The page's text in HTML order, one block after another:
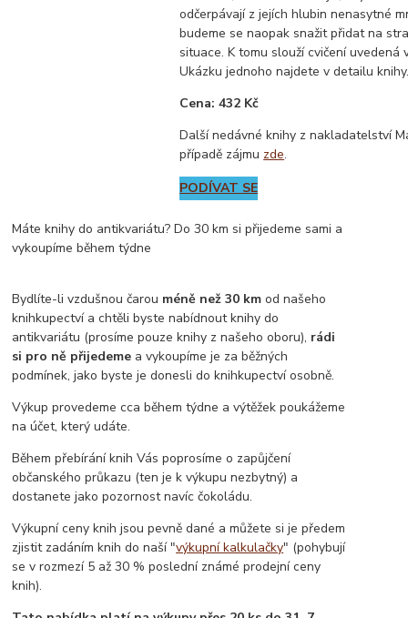
odčerpávají z jejích hlubin nenasytné
budeme se naopak snažit přidat na
situace. K tomu slouží cvičení uvedená
Ukázku jednoho najdete v detailu
Cena: 432 Kč
Další nedávné knihy z nakladatelství
případě zájmu zde.
PODÍVAT SE
Máte knihy do antikvariátu? Do 30 km si přijedeme sami a
vykoupíme během týdne
Bydlíte-li vzdušnou čarou méně než 30 km od našeho
knihkupectví a chtěli byste nabídnout knihy do
antikvariátu (prosíme pouze knihy z našeho oboru), rádi
si pro ně přijedeme a vykoupíme je za běžných
podmínek, jako byste je donesli do knihkupectví osobně.
Výkup provedeme cca během týdne a výtěžek poukážeme
na účet, který udáte.
Během přebírání knih Vás poprosíme o zapůjčení
občanského průkazu (ten je k výkupu nezbytný) a
dostanete jako pozornost navíc čokoládu.
Výkupní ceny knih jsou pevně dané a můžete si je předem
zjistit zadáním knih do naší "výkupní kalkulačky" (pohybují
se v rozmezí 5 až 30 % poslední známé prodejní ceny
knih).